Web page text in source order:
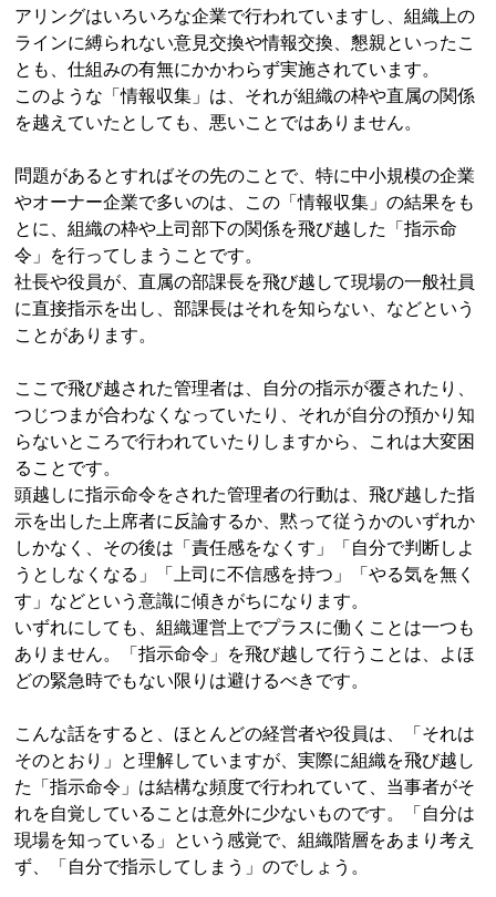
アリングはいろいろな企業で行われていますし、組織上の
ラインに縛られない意見交換や情報交換、懇親といったこ
とも、仕組みの有無にかかわらず実施されています。
このような「情報収集」は、それが組織の枠や直属の関係
を越えていたとしても、悪いことではありません。
問題があるとすればその先のことで、特に中小規模の企業
やオーナー企業で多いのは、この「情報収集」の結果をも
とに、組織の枠や上司部下の関係を飛び越した「指示命
令」を行ってしまうことです。
社長や役員が、直属の部課長を飛び越して現場の一般社員
に直接指示を出し、部課長はそれを知らない、などという
ことがあります。
ここで飛び越された管理者は、自分の指示が覆されたり、
つじつまが合わなくなっていたり、それが自分の預かり知
らないところで行われていたりしますから、これは大変困
ることです。
頭越しに指示命令をされた管理者の行動は、飛び越した指
示を出した上席者に反論するか、黙って従うかのいずれか
しかなく、その後は「責任感をなくす」「自分で判断しよ
うとしなくなる」「上司に不信感を持つ」「やる気を無く
す」などという意識に傾きがちになります。
いずれにしても、組織運営上でプラスに働くことは一つも
ありません。「指示命令」を飛び越して行うことは、よほ
どの緊急時でもない限りは避けるべきです。
こんな話をすると、ほとんどの経営者や役員は、「それは
そのとおり」と理解していますが、実際に組織を飛び越し
た「指示命令」は結構な頻度で行われていて、当事者がそ
れを自覚していることは意外に少ないものです。「自分は
現場を知っている」という感覚で、組織階層をあまり考え
ず、「自分で指示してしまう」のでしょう。